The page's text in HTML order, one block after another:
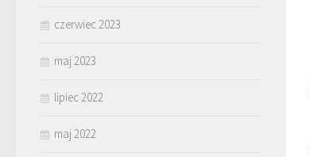
czerwiec 2023
maj 2023
lipiec 2022
maj 2022